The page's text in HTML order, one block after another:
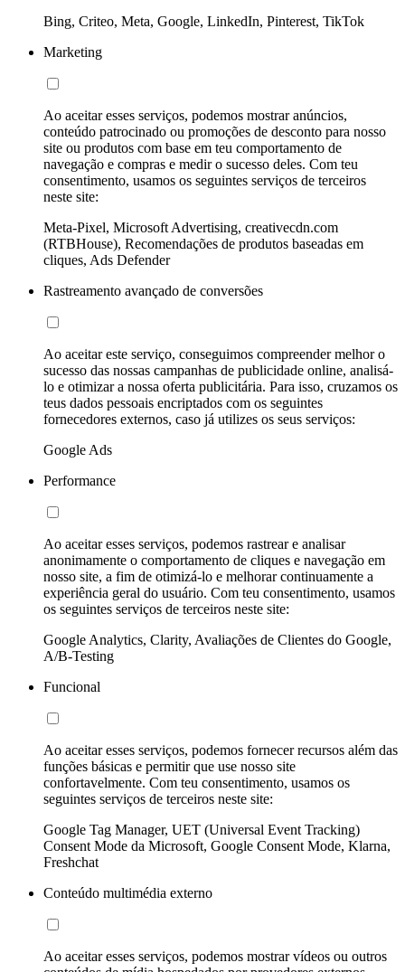
Bing, Criteo, Meta, Google, LinkedIn, Pinterest, TikTok
Marketing
Ao aceitar esses serviços, podemos mostrar anúncios,
conteúdo patrocinado ou promoções de desconto para nosso
site ou produtos com base em teu comportamento de
navegação e compras e medir o sucesso deles. Com teu
consentimento, usamos os seguintes serviços de terceiros
neste site:
Meta-Pixel, Microsoft Advertising, creativecdn.com
(RTBHouse), Recomendações de produtos baseadas em
cliques, Ads Defender
Rastreamento avançado de conversões
Ao aceitar este serviço, conseguimos compreender melhor o
sucesso das nossas campanhas de publicidade online, analisá-
lo e otimizar a nossa oferta publicitária. Para isso, cruzamos os
teus dados pessoais encriptados com os seguintes
fornecedores externos, caso já utilizes os seus serviços:
Google Ads
Performance
Ao aceitar esses serviços, podemos rastrear e analisar
anonimamente o comportamento de cliques e navegação em
nosso site, a fim de otimizá-lo e melhorar continuamente a
experiência geral do usuário. Com teu consentimento, usamos
os seguintes serviços de terceiros neste site:
Google Analytics, Clarity, Avaliações de Clientes do Google,
A/B-Testing
Funcional
Ao aceitar esses serviços, podemos fornecer recursos além das
funções básicas e permitir que use nosso site
confortavelmente. Com teu consentimento, usamos os
seguintes serviços de terceiros neste site:
Google Tag Manager, UET (Universal Event Tracking)
Consent Mode da Microsoft, Google Consent Mode, Klarna,
Freshchat
Conteúdo multimédia externo
Ao aceitar esses serviços, podemos mostrar vídeos ou outros